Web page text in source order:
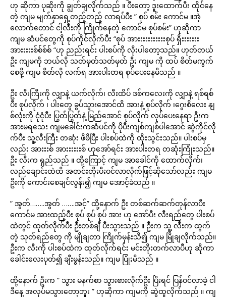
ဟု ဆိုကာ ပုဆိုးကို ချွတ်ချလိုက်သည် ။ ပီးတော့ ဒူးထောက်ပီး ထိုင်နေ
တဲ့ ကျမ မျက်နှာရှေ့တည့်တည့် လာရပ်ပီး ” စုပ် စမ်း ကောင်မ ။အဲ့
လောက်တောင် ငါ့လီးကို ကြိုက်နေတဲ့ ကောင်မ စုပ်စမ်း” ဟုဆိုကာ
ကျမ ဆံပင်တွေကို စုပ်ကိုင်လိုက်ပီး “စုပ် အားးးးးးးးးးးစုပ် ရှိးးးးးးး
အားးးးးစ်စ်စ်စ် “ဟု ညည်းရင်း ပါးစပ်ကို လိုးပါတော့သည်။ ဟုတ်တယ်
ဦး ကျမကို ဘယ်လို သတ်မှတ်သတ်မှတ် ဦး ကျမ ကို ထပ် စိတ်မကွက်
စေဖို့ ကျမ စိတ်လို လက်ရ အားပါးတရ စုပ်ပေးနေမိသည် ။
ဦး လီးကြီးကို လျှာနဲ့ ယက်လိုက်၊ လီးထိပ် ဒစ်ကလေးကို လျှာနဲ့ ရစ်ရစ်
ပီး စုပ်လိုက် ၊ ပါးတွေ ခွပ်သွားအောင်ထိ အားနဲ့ စုပ်လိုက် ၊ဂွေးစိလေး နျ
စ်လုံးကို ငုံငုံပီး ပြွတ်ပြွတ်နဲ့ မြည်အောင် စုပ်လိုက် လုပ်ပေးနေရာ ဦးက
အားမရသေး ကျမခေါင်းကဆံပင်ကို ပိုပီးကျစ်ကျစ်ပါအောင် ဆွဲကိုင်လို
က်ပီး သူ့လီးကြီး တဆုံး ဖိဖိပြီး ပါးစပ်ထဲကို ထိုးသွင်းသည်။ ပါးစပ်မှ
လည်း အားးးစ် အားးးးးးစ် ဟုအော်ရင်း အားပါးတရ တဆုံးကြုံးသည်။
ဦး လီးက ရှည်သည် ။ ထို့ကြောင့် ကျမ အာခေါင်ကို ထောက်လိုက်၊
လည်ချောင်းထဲထိ အတင်းတိုးပီးဝင်လာလိုက်ဖြင့်ဆိုသော်လည်း ကျမ
ဦးကို ကောင်းစေချင်လွန်း၍ ကျမ အောင့်ခံသည် ။
” အွတ်……..အွတ် …….အင့်” ထို့နောက် ဦး တစ်ဆက်ဆက်တုန်လာပီး
ကောင်မ အားထည့်ပီး စုပ် စုပ် စုပ် အား ဟု အော်ပီး လီးရည်တွေ ပါးစပ်
ထဲတွင် ထုတ်လိုက်ပီး ဦးတစ်ချီ ပီးသွားသည် ။ ဦးက သူ့ လီးက ထွက်
တဲ့ သုတ်ရည်တွေ ကို မျိုချတာ ကြိုက်မှန်းသိ၍ ကျမ မြိုချလိုက်သည်။
ဦးက လီးကို ပါးစပ်ထဲက ထုတ်လိုက်ရင်း မင်းတိုးတက်လာပီဟု ဆိုကာ
ခေါင်းလေးပုတ်၍ ချီးမွန်းသည်။ ကျမ ပြုံးမိသည် ။
ထို့နောက် ဦးက ” သွား မနက်စာ သွားစားလိုက်ဦး ပြိးရင် ပြန်ဝင်လာခဲ့ ငါ
ဒီနေ့ အလုပ်မသွားတော့ဘူး ” ဟုဆိုကာ ကျမကို ဆွဲထူလိုက်သည် ။ ကျ